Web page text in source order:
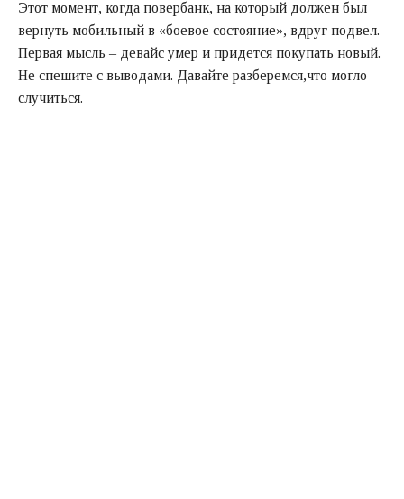
Этот момент, когда повербанк, на который должен был
вернуть мобильный в «боевое состояние», вдруг подвел.
Первая мысль – девайс умер и придется покупать новый.
Не спешите с выводами. Давайте разберемся,что могло
случиться.